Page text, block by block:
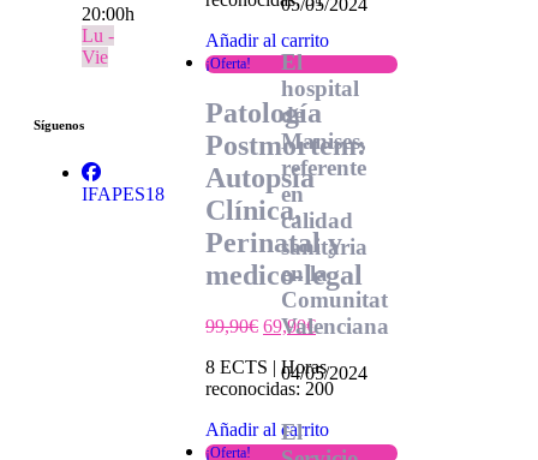
20:00h
Lu -
Vie
Síguenos
IFAPES18
Añadir al carrito
¡Oferta!
Patología
Postmortem:
Autopsia
Clínica,
Perinatal y
medico-legal
99,90€ 69,90€
8 ECTS | Horas
reconocidas: 200
Añadir al carrito
¡Oferta!
El
hospital
de
Manises,
referente
en
calidad
sanitaria
en la
Comunitat
Valenciana
04/05/2024
El